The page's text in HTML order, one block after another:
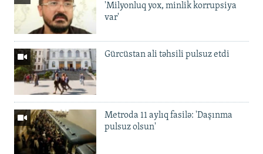
'Milyonluq yox, minlik korrupsiya
var'
Gürcüstan ali təhsili pulsuz etdi
Metroda 11 aylıq fasilə: 'Daşınma
pulsuz olsun'